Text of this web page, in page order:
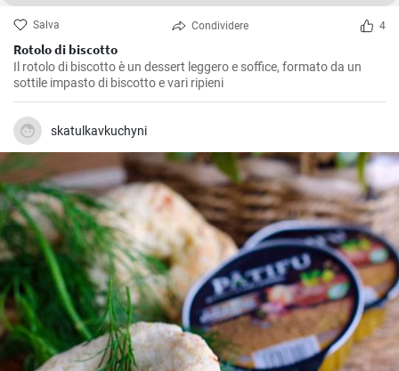
Salva Condividere 4
Rotolo di biscotto
Il rotolo di biscotto è un dessert leggero e soffice, formato da un
sottile impasto di biscotto e vari ripieni
skatulkavkuchyni